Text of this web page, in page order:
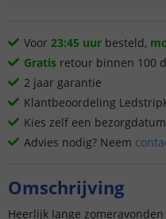
Voor 23:45 uur besteld,
Gratis retour binnen 100
2 jaar garantie
Klantbeoordeling
Kies zelf een
Advies nodig? Neem
Omschrijving
Heerlijk lange